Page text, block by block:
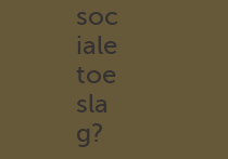
soc
iale
toe
sla
g?